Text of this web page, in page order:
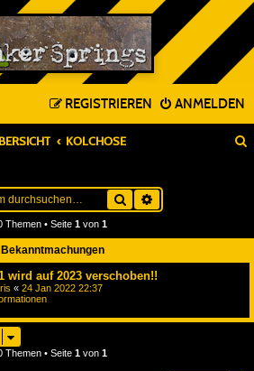
ANMELDEN
REGISTRIEREN
KOLCHOSE
Suche
Themen • Seite 1 von 1
Bekanntmachungen
wird auf 2023 verschoben!!
« 24 Jan 2022 22:37
Themen • Seite 1 von 1